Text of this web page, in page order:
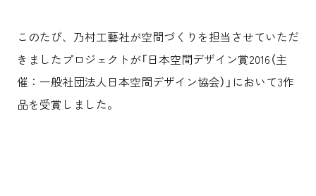
会社概要・アクセス
役員構成・組織図
拠点一覧
グループ会社
すべて
アーバン & リテール
ホスピタリティ
コーポレート
採用情報
採用情報TOP
新卒採用
キャリア採用
IR情報
このたび、乃村工藝社が空間づくりを担当させていただ
きましたプロジェクトが「日本空間デザイン賞2016（主
催：一般社団法人日本空間デザイン協会）」において3作
品を受賞しました。